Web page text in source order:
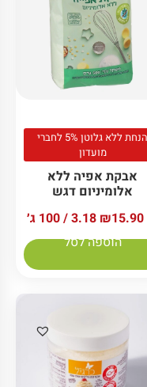
הנחת ללא גלוטן 5% לחברי
מועדון
אבקת אפיה ללא
אלומיניום דגש
15.90
3.18 ₪
/ 100 ג׳
הוספה לסל